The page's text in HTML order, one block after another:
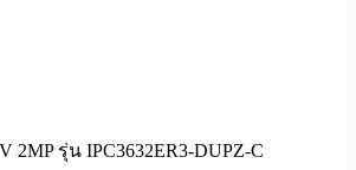
2MP รุ่น IPC3632ER3-DUPZ-C